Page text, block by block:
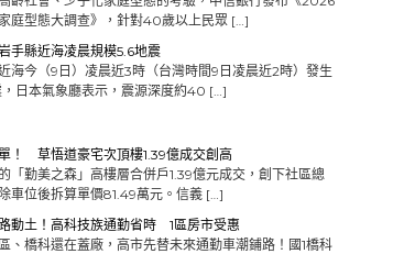
庭型態大調查》，針對40歲以上民眾 […]
手縣近海凌晨規模5.6地震
海今（9日）凌晨近3時（台灣時間9日凌晨近2時）發生
，日本氣象廳表示，震源深度約40 […]
！ 草悟道豪宅次頂樓1.39億成交創高
「勤美之森」高樓層合併戶1.39億元成交，創下社區總
車位後拆算單價81.49萬元。信義 […]
動土！高科技族通勤省時 1區房市受惠
、橋科還在蓋廠，高市先替未來通勤車潮鋪路！國1橋科